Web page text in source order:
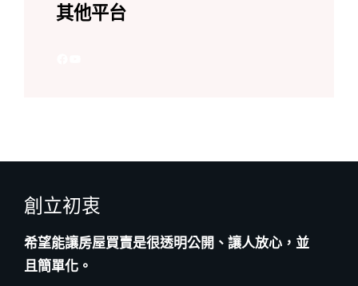
其他平台
創立初衷
希望能讓房屋買賣是很透明公開、讓人放心，並
且簡單化。